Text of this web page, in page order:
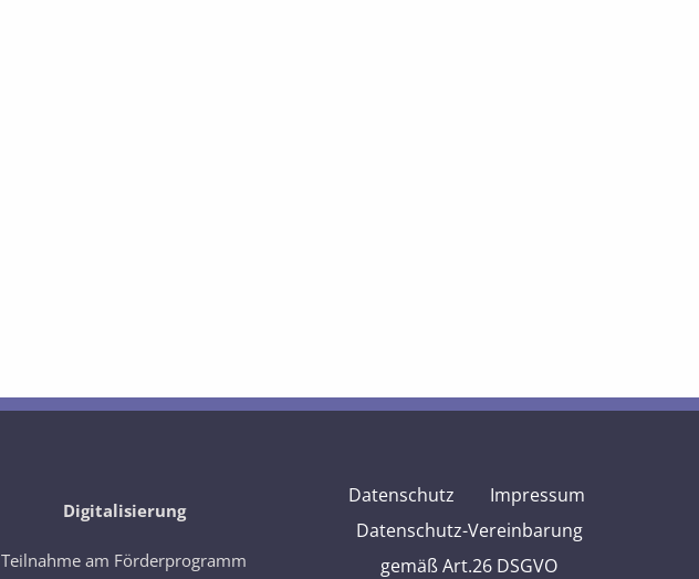
Digitalisierung
Teilnahme am Förderprogramm
Datenschutz
Impressum
Datenschutz-Vereinbarung
gemäß Art.26 DSGVO